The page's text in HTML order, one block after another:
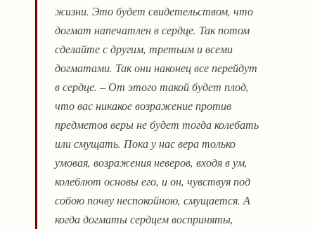
жизни. Это будет свидетельством, что
догмат напечатлен в сердце. Так потом
сделайте с другим, третьим и всеми
догматами. Так они наконец все перейдут
в сердце. – От этого такой будет плод,
что вас никакое возражение против
предметов веры не будет тогда колебать
или смущать. Пока у нас вера только
умовая, возражения неверов, входя в ум,
колеблют основы его, и он, чувствуя под
собою почву неспокойною, смущается. А
когда догматы сердцем восприняты,